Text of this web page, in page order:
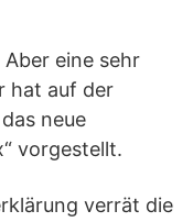
eine sehr
hat auf der
das neue
vorgestellt.
verrät die